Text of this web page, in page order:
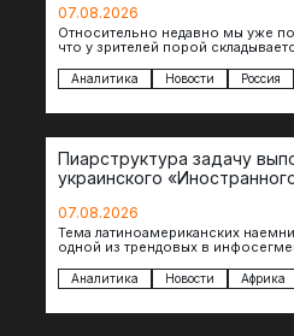
07.08.2026
Относительно недавно мы уже
что у зрителей порой
Аналитика Новости Россия
Пиарструктура задачу
украинского
07.08.2026
Тема латиноамериканских
одной из трендовых в
Аналитика Новости Африка